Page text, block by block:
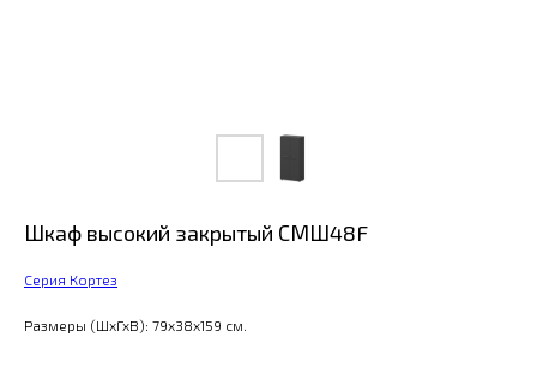
Шкаф высокий закрытый СМШ48F
Серия Кортез
Размеры (ШхГхВ): 79x38x159 см.